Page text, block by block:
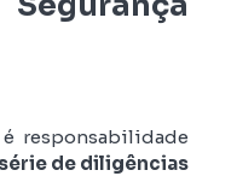
responsabilidade
série de diligências